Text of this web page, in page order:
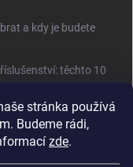
stránka používá
Budeme rádi,
zde.
a kdy je budete
těchto 10